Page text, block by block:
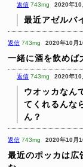
返信 743mg 2020年
最近アゼルバ
返信 743mg 2020年10月
一緒に酒を飲めば
返信 743mg 2020年
ウオッカなん
てくれるんな
ん？
返信 743mg 2020年10月
最近のポッカは広